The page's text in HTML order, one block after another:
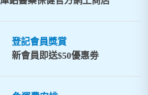
登記會員獎賞
新會員即送$50優惠劵